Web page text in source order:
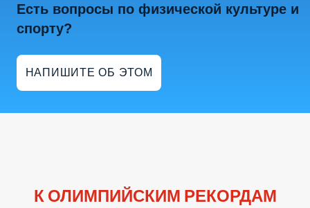
Есть вопросы по физической культуре и
спорту?
НАПИШИТЕ ОБ ЭТОМ
К ОЛИМПИЙСКИМ РЕКОРДАМ